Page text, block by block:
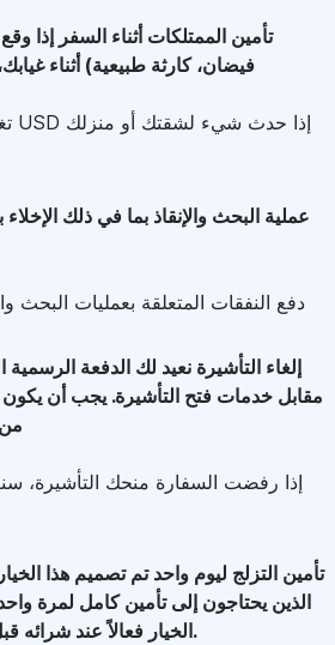
تأمين الممتلكات أثناء السفر إذا
فيضان، كارثة طبيعية) أثناء
عملية البحث والإنقاذ بما في ذلك
دفع النفقات المتعلقة بعمليات البحث
إلغاء التأشيرة نعيد لك الدفعة
مقابل خدمات فتح التأشيرة. يجب أن
إذا رفضت السفارة منحك التأشيرة،
تأمين التزلج ليوم واحد تم تصميم هذا
الذين يحتاجون إلى تأمين كامل لمرة
الخيار فعالاً عند شرائه قبل يوم واحد من بدء التزلج.